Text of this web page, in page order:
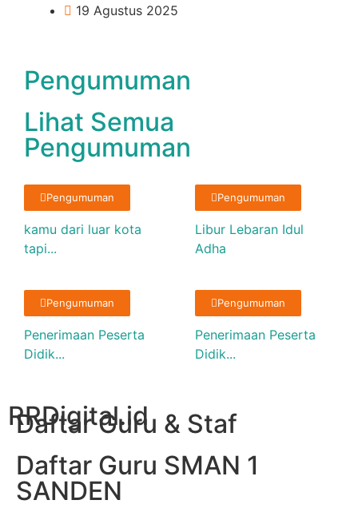
19 Agustus 2025
Pengumuman
Lihat Semua
Pengumuman
Pengumuman
kamu dari luar kota
tapi...
Pengumuman
Libur Lebaran Idul
Adha
Pengumuman
Penerimaan Peserta
Didik...
Pengumuman
Penerimaan Peserta
Didik...
Daftar Guru & Staf
Daftar Guru SMAN 1
SANDEN
RRDigital.id